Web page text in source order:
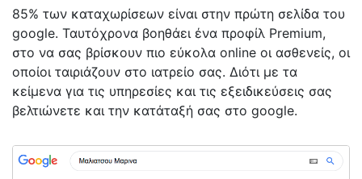
85% των καταχωρίσεων είναι στην πρώτη σελίδα του
google. Ταυτόχρονα βοηθάει ένα προφίλ Premium,
στο να σας βρίσκουν πιο εύκολα online οι ασθενείς, οι
οποίοι ταιριάζουν στο ιατρείο σας. Διότι με τα
κείμενα για τις υπηρεσίες και τις εξειδικεύσεις σας
βελτιώνετε και την κατάταξή σας στο google.